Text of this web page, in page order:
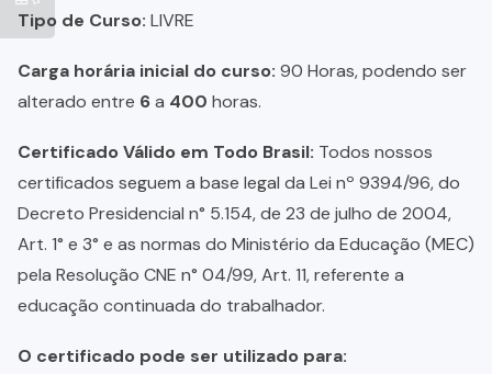
Tipo de Curso: LIVRE
Carga horária inicial do curso: 90 Horas, podendo ser
alterado entre 6a 400 horas.
Certificado Válido em Todo Brasil: Todos nossos
certificados seguem a base legal da Lei nº 9394/96, do
Decreto Presidencial n° 5.154, de 23 de julho de 2004,
Art. 1° e 3° e as normas do Ministério da Educação (MEC)
pela Resolução CNE n° 04/99, Art. 11, referente a
educação continuada do trabalhador.
O certificado pode ser utilizado para: